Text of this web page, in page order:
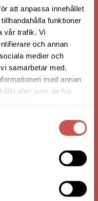
att anpassa innehållet
funktioner
vår trafik. Vi
och annan
medier och
samarbetar med.
med annan
eller som de har